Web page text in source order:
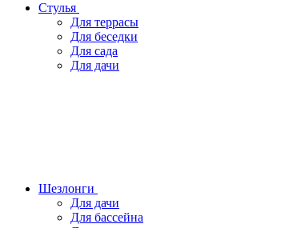
Стулья
Для террасы
Для беседки
Для сада
Для дачи
Шезлонги
Для дачи
Для бассейна